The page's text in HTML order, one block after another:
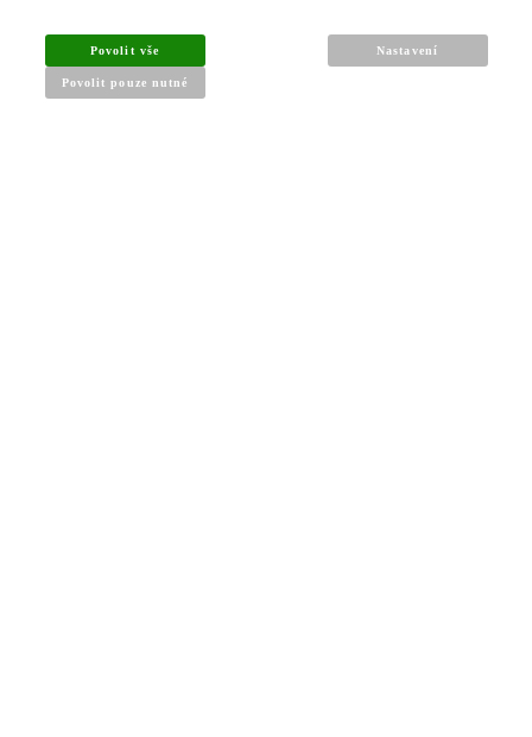
Povolit vše
Povolit pouze nutné
Nastavení